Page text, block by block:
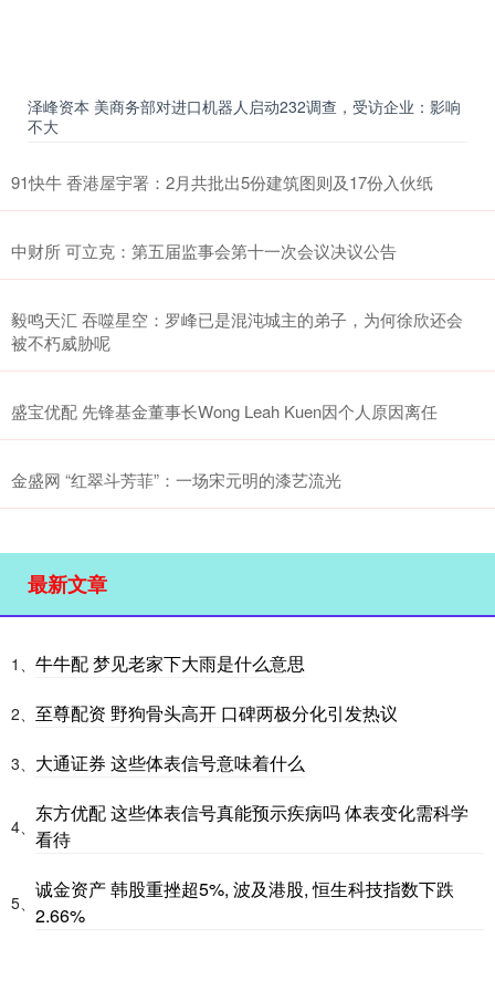
泽峰资本 美商务部对进口机器人启动232调查，受访企业：影响
不大
91快牛 香港屋宇署：2月共批出5份建筑图则及17份入伙纸
中财所 可立克：第五届监事会第十一次会议决议公告
毅鸣天汇 吞噬星空：罗峰已是混沌城主的弟子，为何徐欣还会
被不朽威胁呢
盛宝优配 先锋基金董事长Wong Leah Kuen因个人原因离任
金盛网 “红翠斗芳菲”：一场宋元明的漆艺流光
最新文章
1、 牛牛配 梦见老家下大雨是什么意思
2、 至尊配资 野狗骨头高开 口碑两极分化引发热议
3、 大通证券 这些体表信号意味着什么
4、
东方优配 这些体表信号真能预示疾病吗 体表变化需科学
看待
5、
诚金资产 韩股重挫超5%, 波及港股, 恒生科技指数下跌
2.66%